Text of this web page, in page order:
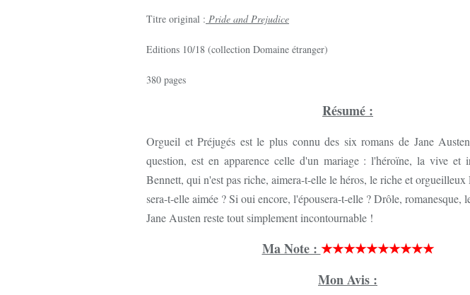
Titre original : Pride and Prejudice
Editions 10/18 (collection Domaine étranger)
380 pages
Résumé :
Orgueil et Préjugés est le plus connu des six romans de Jane
question, est en apparence celle d'un mariage : l'héroïne, la vive et
Bennett, qui n'est pas riche, aimera-t-elle le héros, le riche et
sera-t-elle aimée ? Si oui encore, l'épousera-t-elle ? Drôle, romanesque,
Jane Austen reste tout simplement incontournable !
Ma Note : ★★★★★★★★★★
Mon Avis :